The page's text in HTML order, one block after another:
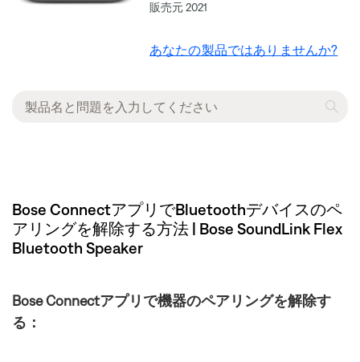
販売元 2021
あなたの製品ではありませんか?
Bose ConnectアプリでBluetoothデバイスのペ
アリングを解除する方法 | Bose SoundLink Flex
Bluetooth Speaker​
Bose Connectアプリで機器のペアリングを解除す
る：